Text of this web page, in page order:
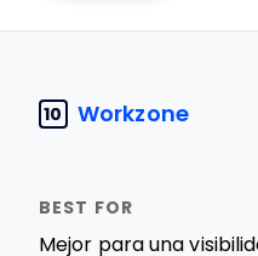
10 Workzone
Mejor para una